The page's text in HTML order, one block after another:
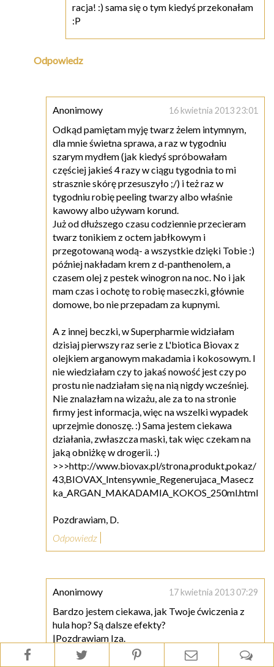
racja! :) sama się o tym kiedyś przekonałam
:P
Odpowiedz
Anonimowy 16 kwietnia 2013 23:01
Odkąd pamiętam myję twarz żelem intymnym,
dla mnie świetna sprawa, a raz w tygodniu
szarym mydłem (jak kiedyś spróbowałam
częściej jakieś 4 razy w ciągu tygodnia to mi
strasznie skórę przesuszyło ;/) i też raz w
tygodniu robię peeling twarzy albo właśnie
kawowy albo używam korund.
Już od dłuższego czasu codziennie przecieram
twarz tonikiem z octem jabłkowym i
przegotowaną wodą- a wszystkie dzięki Tobie :)
później nakładam krem z d-panthenolem, a
czasem olej z pestek winogron na noc. No i jak
mam czas i ochotę to robię maseczki, głównie
domowe, bo nie przepadam za kupnymi.
A z innej beczki, w Superpharmie widziałam
dzisiaj pierwszy raz serie z L'biotica Biovax z
olejkiem arganowym makadamia i kokosowym. I
nie wiedziałam czy to jakaś nowość jest czy po
prostu nie nadziałam się na nią nigdy wcześniej.
Nie znalazłam na wizażu, ale za to na stronie
firmy jest informacja, więc na wszelki wypadek
uprzejmie donoszę. :) Sama jestem ciekawa
działania, zwłaszcza maski, tak więc czekam na
jaką obniżkę w drogerii. :)
>>>http://www.biovax.pl/strona,produkt,pokaz/
43,BIOVAX_Intensywnie_Regenerujaca_Masecz
ka_ARGAN_MAKADAMIA_KOKOS_250ml.html
Pozdrawiam, D.
Odpowiedz
Anonimowy 17 kwietnia 2013 07:29
Bardzo jestem ciekawa, jak Twoje ćwiczenia z
hula hop? Są dalsze efekty?
|Pozdrawiam Iza.
Odpowiedz